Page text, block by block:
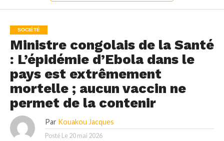
SOCIÉTÉ
Ministre congolais de la Santé
: L’épidémie d’Ebola dans le
pays est extrêmement
mortelle ; aucun vaccin ne
permet de la contenir
Par Kouakou Jacques
Posté Le 20 mai 2026